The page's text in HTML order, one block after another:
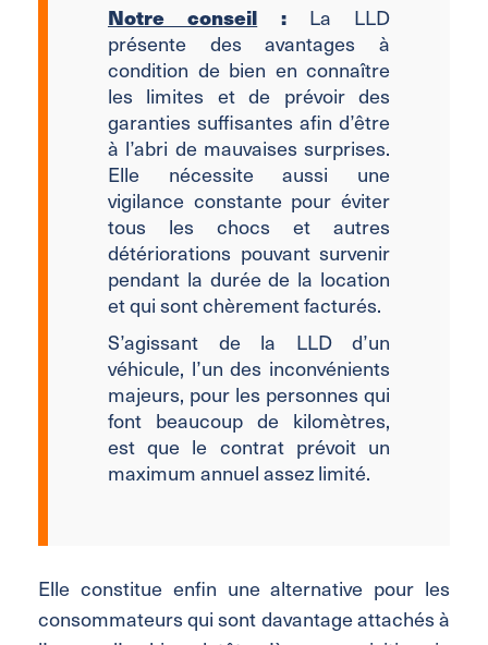
Notre conseil : La LLD
présente des avantages à
condition de bien en connaître
les limites et de prévoir des
garanties suffisantes afin d’être
à l’abri de mauvaises surprises.
Elle nécessite aussi une
vigilance constante pour éviter
tous les chocs et autres
détériorations pouvant survenir
pendant la durée de la location
et qui sont chèrement facturés.
S’agissant de la LLD d’un
véhicule, l’un des inconvénients
majeurs, pour les personnes qui
font beaucoup de kilomètres,
est que le contrat prévoit un
maximum annuel assez limité.
Elle constitue enfin une alternative pour les
consommateurs qui sont davantage attachés à